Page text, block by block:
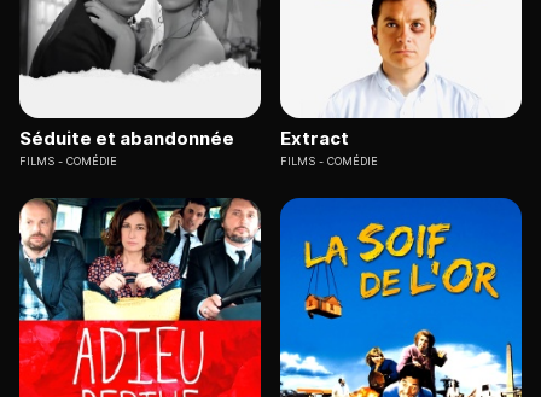
Séduite et abandonnée
FILMS COMÉDIE
Extract
FILMS COMÉDIE